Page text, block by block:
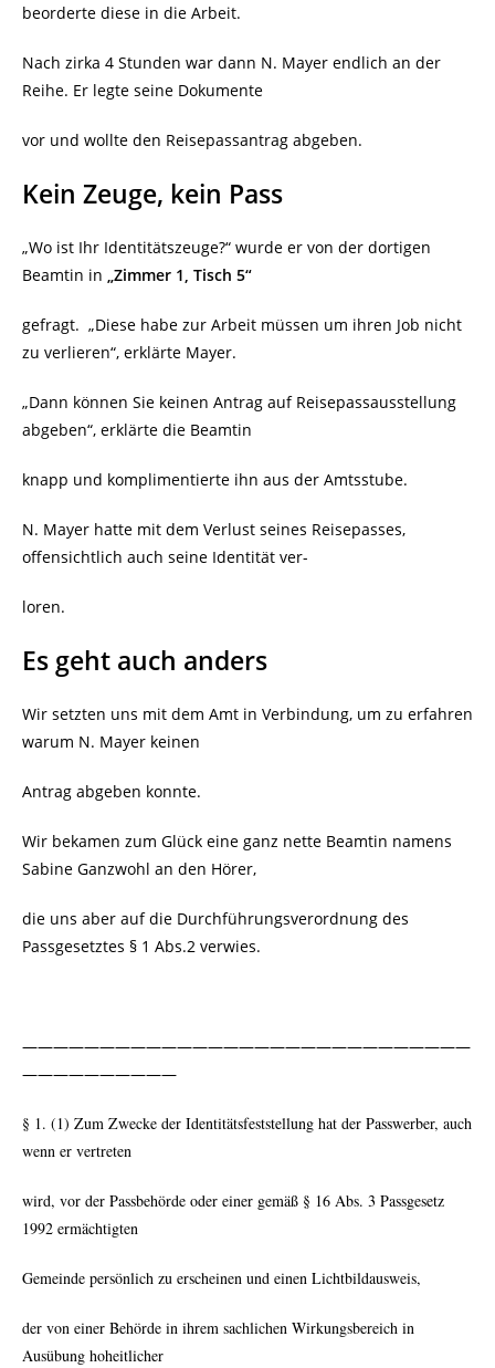
beorderte diese in die Arbeit.
Nach zirka 4 Stunden war dann N. Mayer endlich an der
Reihe. Er legte seine Dokumente
vor und wollte den Reisepassantrag abgeben.
Kein Zeuge, kein Pass
„Wo ist Ihr Identitätszeuge?“ wurde er von der dortigen
Beamtin in „Zimmer 1, Tisch 5“
gefragt. „Diese habe zur Arbeit müssen um ihren Job nicht
zu verlieren“, erklärte Mayer.
„Dann können Sie keinen Antrag auf Reisepassausstellung
abgeben“, erklärte die Beamtin
knapp und komplimentierte ihn aus der Amtsstube.
N. Mayer hatte mit dem Verlust seines Reisepasses,
offensichtlich auch seine Identität ver-
loren.
Es geht auch anders
Wir setzten uns mit dem Amt in Verbindung, um zu erfahren
warum N. Mayer keinen
Antrag abgeben konnte.
Wir bekamen zum Glück eine ganz nette Beamtin namens
Sabine Ganzwohl an den Hörer,
die uns aber auf die Durchführungsverordnung des
Passgesetztes § 1 Abs.2 verwies.
—————————————————————————————
——————————
§ 1. (1) Zum Zwecke der Identitätsfeststellung hat der Passwerber, auch
wenn er vertreten
wird, vor der Passbehörde oder einer gemäß § 16 Abs. 3 Passgesetz
1992 ermächtigten
Gemeinde persönlich zu erscheinen und einen Lichtbildausweis,
der von einer Behörde in ihrem sachlichen Wirkungsbereich in
Ausübung hoheitlicher